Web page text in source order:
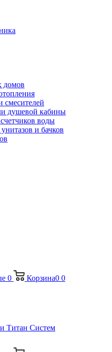
домов
смесителей
душевой кабины
воды
и бачков
0 Корзина0 0